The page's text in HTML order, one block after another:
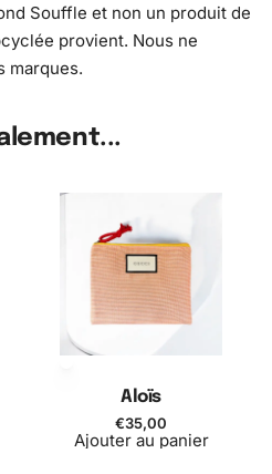
Souffle et non un produit de
provient. Nous ne
marques.
Aloïs
€35,00
Ajouter au panier